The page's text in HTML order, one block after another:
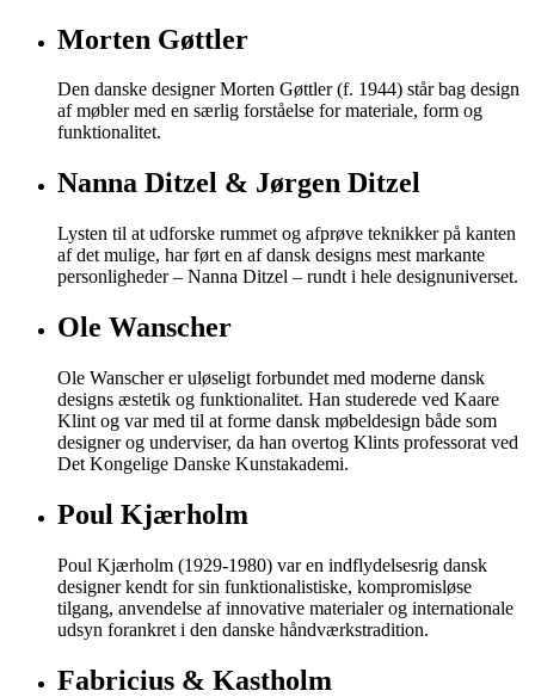
Morten Gøttler
Den danske designer Morten Gøttler (f. 1944) står bag design
af møbler med en særlig forståelse for materiale, form og
funktionalitet.
Nanna Ditzel & Jørgen Ditzel
Lysten til at udforske rummet og afprøve teknikker på kanten
af det mulige, har ført en af dansk designs mest markante
personligheder – Nanna Ditzel – rundt i hele designuniverset.
Ole Wanscher
Ole Wanscher er uløseligt forbundet med moderne dansk
designs æstetik og funktionalitet. Han studerede ved Kaare
Klint og var med til at forme dansk møbeldesign både som
designer og underviser, da han overtog Klints professorat ved
Det Kongelige Danske Kunstakademi.
Poul Kjærholm
Poul Kjærholm (1929-1980) var en indflydelsesrig dansk
designer kendt for sin funktionalistiske, kompromisløse
tilgang, anvendelse af innovative materialer og internationale
udsyn forankret i den danske håndværkstradition.
Fabricius & Kastholm